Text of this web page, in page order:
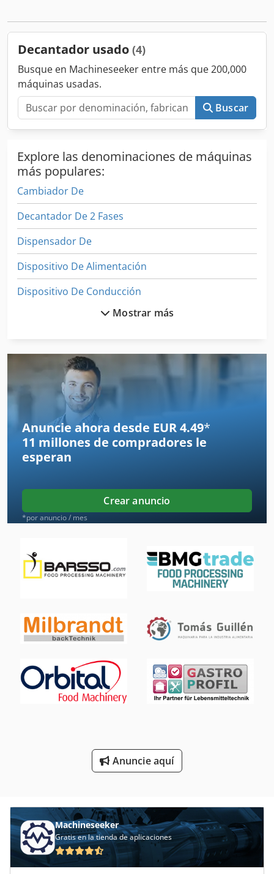
Decantador usado (4)
Busque en Machineseeker entre más que 200,000
máquinas usadas.
Buscar
Explore las denominaciones de máquinas
más populares:
Cambiador De
Decantador De 2 Fases
Dispensador De
Dispositivo De Alimentación
Dispositivo De Conducción
Dispositivo De Limpieza
Dispositivo De Puesta A
Dispositivo De Recogida De Aceites Usados
Dispositivo De Torneado
Dispositivos De Mando
Dosificador De
Evaporador De
Nivelador De
Precintadora De
Recolectores De
Secadora De Condensación
Secadores De Convección
Separador De
Mostrar más
Anuncie ahora desde EUR 4.49*
11 millones de compradores le
esperan
Crear anuncio
*por anuncio / mes
Anuncie aquí
Machineseeker
Gratis en la tienda de aplicaciones